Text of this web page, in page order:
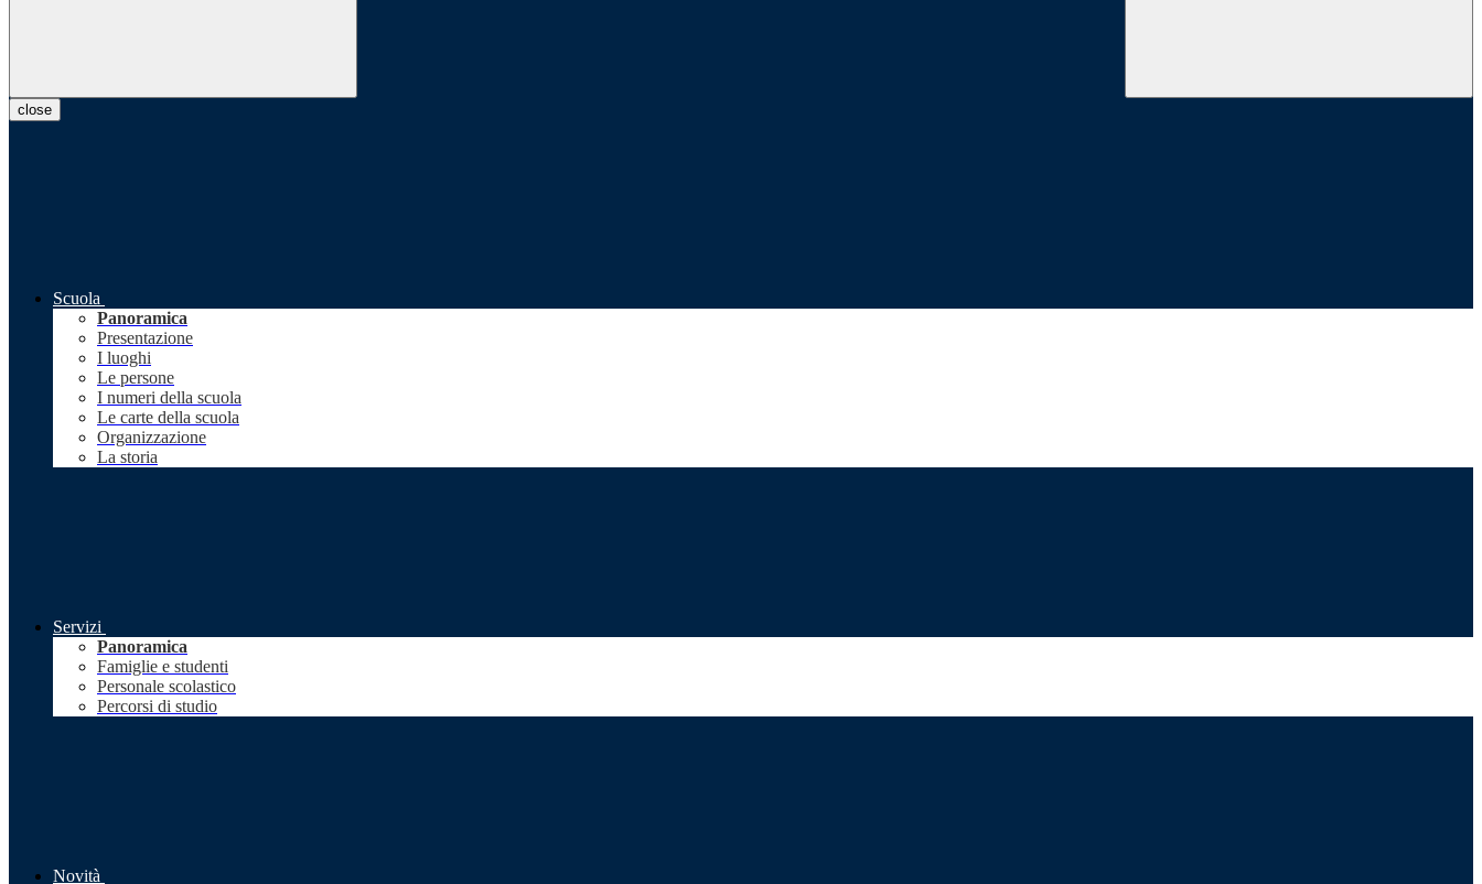
close
Scuola
Panoramica
Presentazione
I luoghi
Le persone
I numeri della scuola
Le carte della scuola
Organizzazione
La storia
Servizi
Panoramica
Famiglie e studenti
Personale scolastico
Percorsi di studio
Novità